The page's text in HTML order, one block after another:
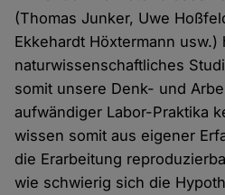
(Thomas Junker, Uwe
Ekkehardt Höxtermann usw.)
naturwissenschaftliches
somit unsere Denk- und
aufwändiger Labor-Praktika
wissen somit aus eigener
die Erarbeitung
wie schwierig sich die